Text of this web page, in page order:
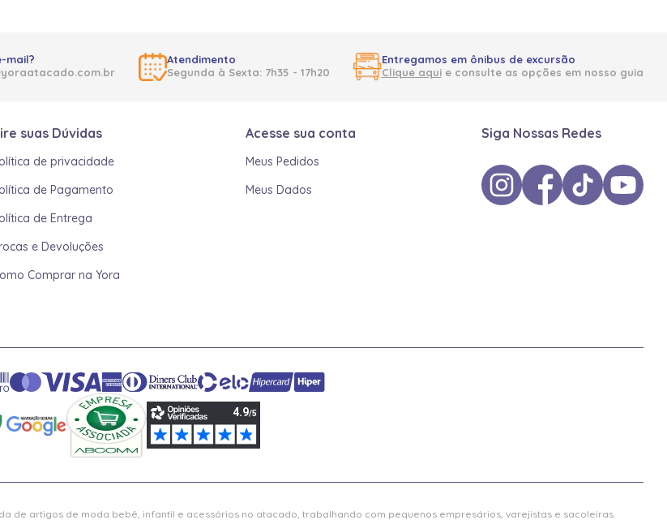
mail?
Atendimento
Segunda à Sexta: 7h35 - 17h20
Entregamos em ônibus de excursão
Clique aquie consulte as opções em nosso guia
suas Dúvidas
de privacidade
de Pagamento
de Entrega
e Devoluções
Comprar na Yora
Acesse sua conta
Meus Pedidos
Meus Dados
Siga Nossas Redes
de artigos de moda bebê, infantil e acessórios no atacado, trabalhando com pequenos empresários, varejistas e sacoleiras.